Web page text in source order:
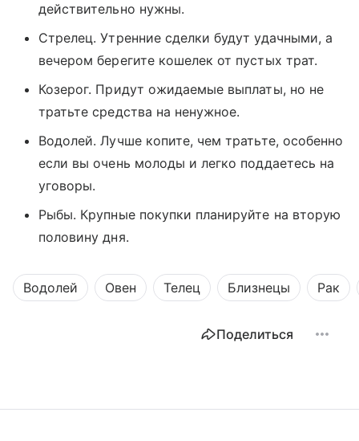
действительно нужны.
Стрелец. Утренние сделки будут удачными, а
вечером берегите кошелек от пустых трат.
Козерог. Придут ожидаемые выплаты, но не
тратьте средства на ненужное.
Водолей. Лучше копите, чем тратьте, особенно
если вы очень молоды и легко поддаетесь на
уговоры.
Рыбы. Крупные покупки планируйте на вторую
половину дня.
Водолей Овен Телец Близнецы Рак
Поделиться